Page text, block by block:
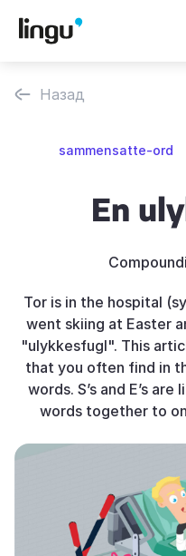
Назад
sammensatte-ord
En
Tor is in the hospital
went skiing at Easter
"ulykkesfugl". This
that you often find in
words. S’s and E’s
words together to